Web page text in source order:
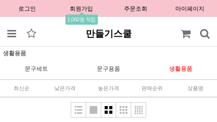
로그인 회원가입
1,000원 적립
주문조회 마이페이지
만들기스쿨
생활용품
문구세트 문구용품 생활용품
최신순 낮은가격 높은가격 판매순위 상품명